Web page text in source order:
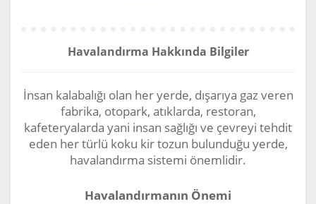
Havalandırma Hakkında Bilgiler
İnsan kalabalığı olan her yerde, dışarıya gaz veren
fabrika, otopark, atıklarda, restoran,
kafeteryalarda yani insan sağlığı ve çevreyi tehdit
eden her türlü koku kir tozun bulunduğu yerde,
havalandırma sistemi önemlidir.
Havalandırmanın Önemi